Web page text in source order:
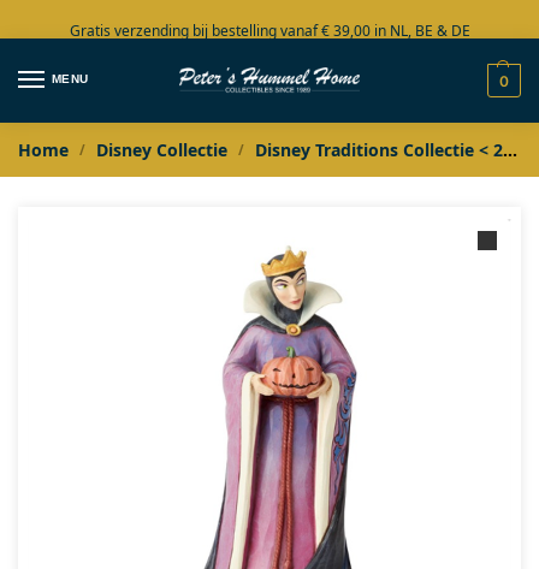
Gratis verzending bij bestelling vanaf € 39,00 in NL, BE & DE
Grote collectie in voorraad
MENU 0
Home / Disney Collectie / Disney Traditions Collectie < 2020